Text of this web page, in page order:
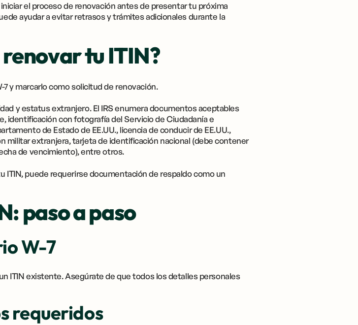
el proceso de renovación antes de presentar tu próxima
ayudar a evitar retrasos y trámites adicionales durante la
tu ITIN?
7 y marcarlo como solicitud de renovación.
y estatus extranjero. El IRS enumera documentos aceptables
identificación con fotografía del Servicio de Ciudadanía e
de Estado de EE.UU., licencia de conducir de EE.UU.,
militar extranjera, tarjeta de identificación nacional (debe contener
de vencimiento), entre otros.
ITIN, puede requerirse documentación de respaldo como un
paso a paso
W-7
ITIN existente. Asegúrate de que todos los detalles personales
requeridos